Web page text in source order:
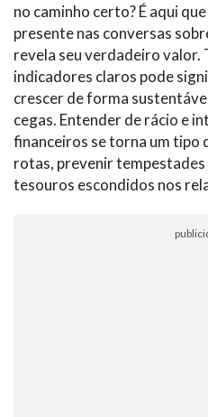
no caminho certo? É aqui
presente nas conversas
revela seu verdadeiro
indicadores claros pode
crescer de forma
cegas. Entender de rácio e
financeiros se torna um tipo
rotas, prevenir
tesouros escondidos nos